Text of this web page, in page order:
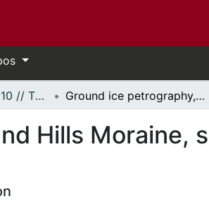
Thèses, 1910 - 2010 // Theses, 1910 - 2010 Ground ice petrography, Sand Hills Moraine, southern Banks Island, N.W.T.
Hills Moraine,